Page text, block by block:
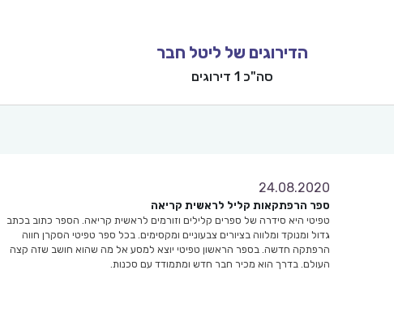
הדירוגים של ליטל חבר
סה"כ 1 דירוגים
24.08.2020
ספר הרפתקאות קליל לראשית קריאה
טפיטי היא סידרה של ספרים קלילים וזורמים לראשית קריאה. הספר כתוב בכתב
גדול ומנוקד ומלווה בציורים צבעוניים ומקסימים. בכל ספר טפיטי הסקרן חווה
הרפתקה חדשה. בספר הראשון טפיטי יוצא למסע אל מה שהוא חושב שזה קצה
העולם. בדרך הוא מכיר חבר חדש ומתמודד עם סכנות.